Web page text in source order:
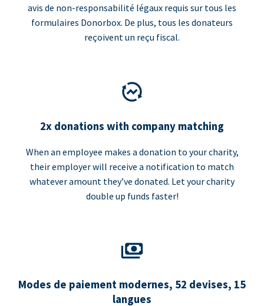
avis de non-responsabilité légaux requis sur tous les
formulaires Donorbox. De plus, tous les donateurs
reçoivent un reçu fiscal.
2x donations with company matching
When an employee makes a donation to your charity,
their employer will receive a notification to match
whatever amount they’ve donated. Let your charity
double up funds faster!
Modes de paiement modernes, 52 devises, 15
langues